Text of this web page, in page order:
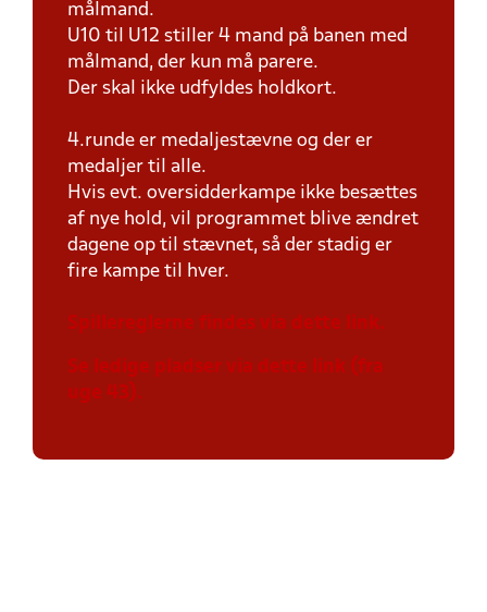
målmand.
U10 til U12 stiller 4 mand på banen med
målmand, der kun må parere.
Der skal ikke udfyldes holdkort.
4.runde er medaljestævne og der er
medaljer til alle.
Hvis evt. oversidderkampe ikke besættes
af nye hold, vil programmet blive ændret
dagene op til stævnet, så der stadig er
fire kampe til hver.
Spillereglerne findes via dette link.
Se ledige pladser via dette link (fra
uge 43).